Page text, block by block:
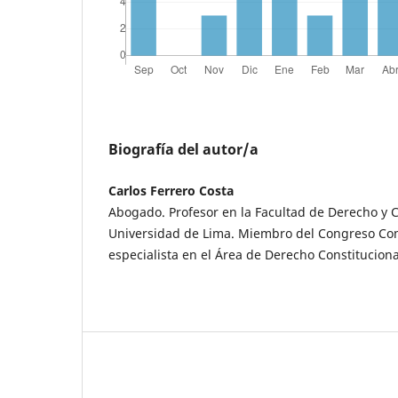
Biografía del autor/a
Carlos Ferrero Costa
Abogado. Profesor en la Facultad de Derecho y
Universidad de Lima. Miembro del Congreso
especialista en el Área de Derecho